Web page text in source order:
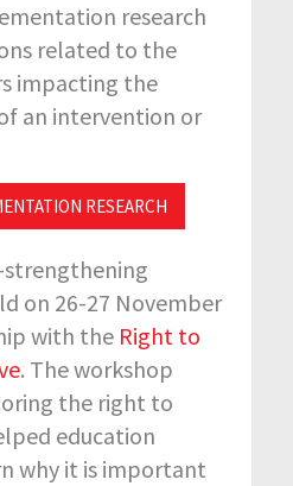
research
related to the
impacting the
an intervention or
RESEARCH
strengthening
on 26-27 November
with the Right to
. The workshop
the right to
education
why it is important